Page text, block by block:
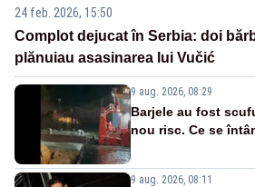
24 feb. 2026, 15:50
Complot dejucat în Serbia: doi
plănuiau asasinarea lui Vučić
9 aug. 2026, 08:29
Barjele au fost
nou risc. Ce se
9 aug. 2026, 08:11